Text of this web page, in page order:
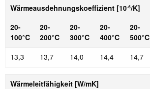
Wärmeausdehnungskoeffizient [10-6/K]
20-
100°C
20-
200°C
20-
300°C
20-
400°C
20-
500°C
13,3
13,7 14,0 14,4 14,7
Wärmeleitfähigkeit [W/mK]